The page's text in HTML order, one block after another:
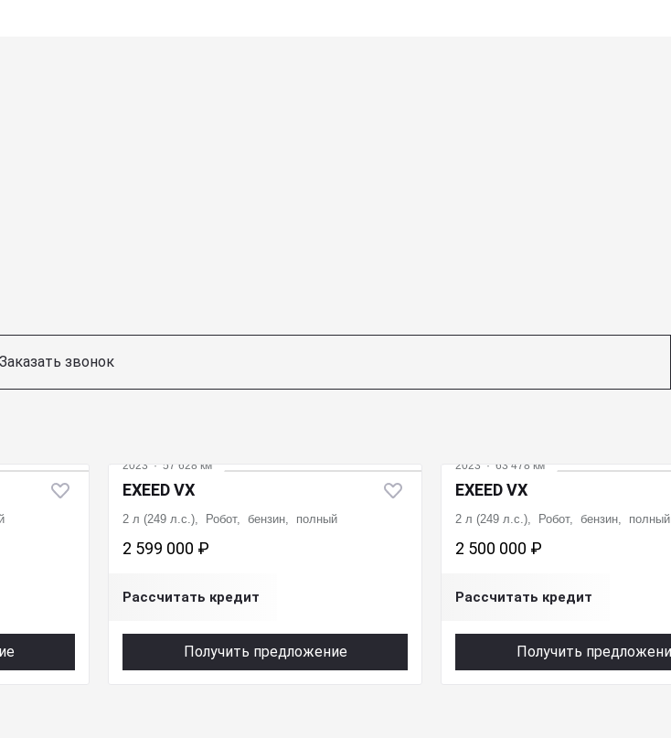
Заказать звонок
2023 · 57 628 км
EXEED VX
2 л (249 л.с.), Робот, бензин, полный
2 599 000 ₽
Рассчитать кредит
Получить предложение
2023 · 63 478 км
EXEED VX
2 л (249 л.с.), Робот, бензин, полный
2 500 000 ₽
Рассчитать кредит
Получить